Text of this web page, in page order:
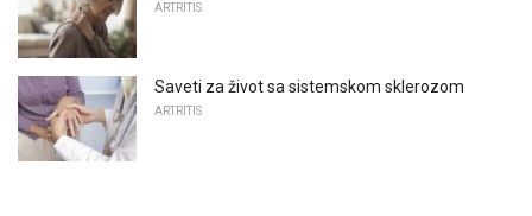
ARTRITIS
Saveti za život sa sistemskom sklerozom
ARTRITIS